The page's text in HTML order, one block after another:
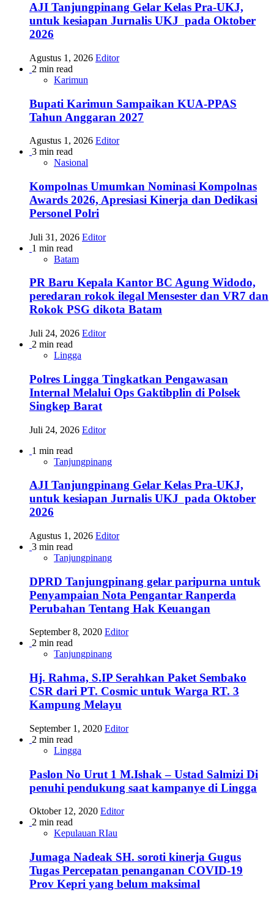
AJI Tanjungpinang Gelar Kelas Pra-UKJ,
untuk kesiapan Jurnalis UKJ pada Oktober
2026
Agustus 1, 2026 Editor
2 min read
Karimun
Bupati Karimun Sampaikan KUA-PPAS
Tahun Anggaran 2027
Agustus 1, 2026 Editor
3 min read
Nasional
Kompolnas Umumkan Nominasi Kompolnas
Awards 2026, Apresiasi Kinerja dan Dedikasi
Personel Polri
Juli 31, 2026 Editor
1 min read
Batam
PR Baru Kepala Kantor BC Agung Widodo,
peredaran rokok ilegal Mensester dan VR7 dan
Rokok PSG dikota Batam
Juli 24, 2026 Editor
2 min read
Lingga
Polres Lingga Tingkatkan Pengawasan
Internal Melalui Ops Gaktibplin di Polsek
Singkep Barat
Juli 24, 2026 Editor
1 min read
Tanjungpinang
AJI Tanjungpinang Gelar Kelas Pra-UKJ,
untuk kesiapan Jurnalis UKJ pada Oktober
2026
Agustus 1, 2026 Editor
3 min read
Tanjungpinang
DPRD Tanjungpinang gelar paripurna untuk
Penyampaian Nota Pengantar Ranperda
Perubahan Tentang Hak Keuangan
September 8, 2020 Editor
2 min read
Tanjungpinang
Hj. Rahma, S.IP Serahkan Paket Sembako
CSR dari PT. Cosmic untuk Warga RT. 3
Kampung Melayu
September 1, 2020 Editor
2 min read
Lingga
Paslon No Urut 1 M.Ishak – Ustad Salmizi Di
penuhi pendukung saat kampanye di Lingga
Oktober 12, 2020 Editor
2 min read
Kepulauan RIau
Jumaga Nadeak SH. soroti kinerja Gugus
Tugas Percepatan penanganan COVID-19
Prov Kepri yang belum maksimal